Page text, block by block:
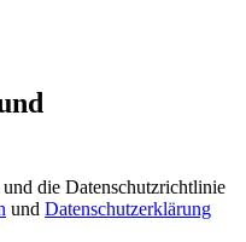
die Datenschutzrichtlinie
und Datenschutzerklärung